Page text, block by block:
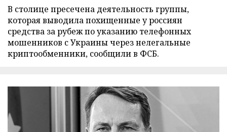
В столице пресечена деятельность группы,
которая выводила похищенные у россиян
средства за рубеж по указанию телефонных
мошенников с Украины через нелегальные
криптообменники, сообщили в ФСБ.